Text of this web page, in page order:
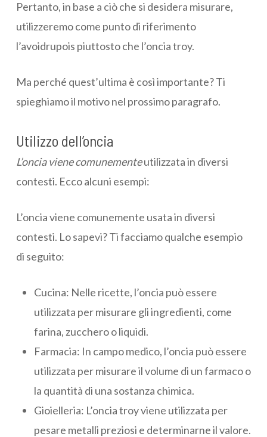
Pertanto, in base a ciò che si desidera misurare,
utilizzeremo come punto di riferimento
l’avoidrupois piuttosto che l’oncia troy.
Ma perché quest’ultima è così importante? Ti
spieghiamo il motivo nel prossimo paragrafo.
Utilizzo dell’oncia
L’oncia viene comunementeutilizzata in diversi
contesti. Ecco alcuni esempi:
L’oncia viene comunemente usata in diversi
contesti. Lo sapevi? Ti facciamo qualche esempio
di seguito:
Cucina: Nelle ricette, l’oncia può essere
utilizzata per misurare gli ingredienti, come
farina, zucchero o liquidi.
Farmacia: In campo medico, l’oncia può essere
utilizzata per misurare il volume di un farmaco o
la quantità di una sostanza chimica.
Gioielleria: L’oncia troy viene utilizzata per
pesare metalli preziosi e determinarne il valore.